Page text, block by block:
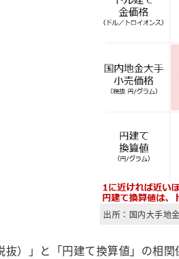
出所：国内大手地
抜）」と「円建て換算値」の相